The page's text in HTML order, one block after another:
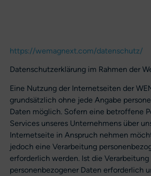
https://wemagnext.com/datenschutz/
Datenschutzerklärung im Rahmen der
Eine Nutzung der Internetseiten der
grundsätzlich ohne jede Angabe
Daten möglich. Sofern eine betroffene
Services unseres Unternehmens über
Internetseite in Anspruch nehmen
jedoch eine Verarbeitung
erforderlich werden. Ist die Verarbeitung
personenbezogener Daten erforderlich